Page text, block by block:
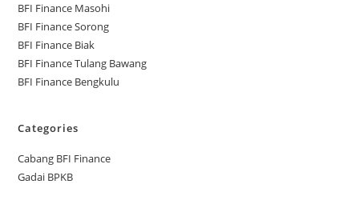
BFI Finance Masohi
BFI Finance Sorong
BFI Finance Biak
BFI Finance Tulang Bawang
BFI Finance Bengkulu
Categories
Cabang BFI Finance
Gadai BPKB